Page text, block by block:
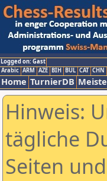
Logged on: Gast
Arabic ARM AZE BIH BUL CAT CHN
Home TurnierDB
Hinweis:
tägliche
Seiten